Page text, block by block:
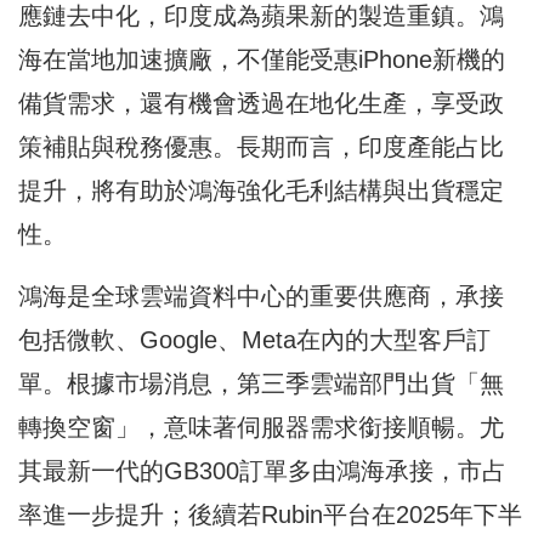
應鏈去中化，印度成為蘋果新的製造重鎮。鴻
海在當地加速擴廠，不僅能受惠iPhone新機的
備貨需求，還有機會透過在地化生產，享受政
策補貼與稅務優惠。長期而言，印度產能占比
提升，將有助於鴻海強化毛利結構與出貨穩定
性。
鴻海是全球雲端資料中心的重要供應商，承接
包括微軟、Google、Meta在內的大型客戶訂
單。根據市場消息，第三季雲端部門出貨「無
轉換空窗」，意味著伺服器需求銜接順暢。尤
其最新一代的GB300訂單多由鴻海承接，市占
率進一步提升；後續若Rubin平台在2025年下半